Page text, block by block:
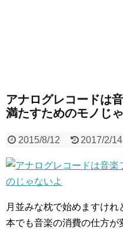
アナログレコードは
満たすためのモノじ
2015/8/12 2017/2/14
月並みな枕で始めますけれ
本でも音楽の消費の仕方が